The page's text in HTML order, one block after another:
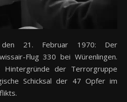
Flug 330 bei Würenlingen.
Hintergründe der Terrorgruppe
Schicksal der 47 Opfer im